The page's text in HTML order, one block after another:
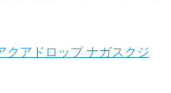
クアドロップ ナガスクジ